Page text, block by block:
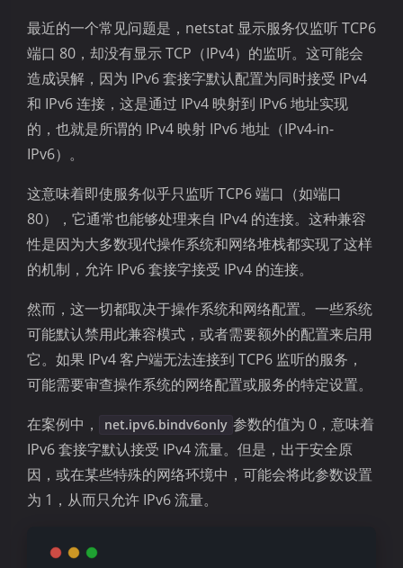
最近的一个常见问题是，netstat 显示服务仅监听 TCP6
端口 80，却没有显示 TCP（IPv4）的监听。这可能会
造成误解，因为 IPv6 套接字默认配置为同时接受 IPv4
和 IPv6 连接，这是通过 IPv4 映射到 IPv6 地址实现
的，也就是所谓的 IPv4 映射 IPv6 地址（IPv4-in-
IPv6）。
这意味着即使服务似乎只监听 TCP6 端口（如端口
80），它通常也能够处理来自 IPv4 的连接。这种兼容
性是因为大多数现代操作系统和网络堆栈都实现了这样
的机制，允许 IPv6 套接字接受 IPv4 的连接。
然而，这一切都取决于操作系统和网络配置。一些系统
可能默认禁用此兼容模式，或者需要额外的配置来启用
它。如果 IPv4 客户端无法连接到 TCP6 监听的服务，
可能需要审查操作系统的网络配置或服务的特定设置。
在案例中，
net.ipv6.bindv6only 参数的值为 0，意味着
IPv6 套接字默认接受 IPv4 流量。但是，出于安全原
因，或在某些特殊的网络环境中，可能会将此参数设置
为 1，从而只允许 IPv6 流量。